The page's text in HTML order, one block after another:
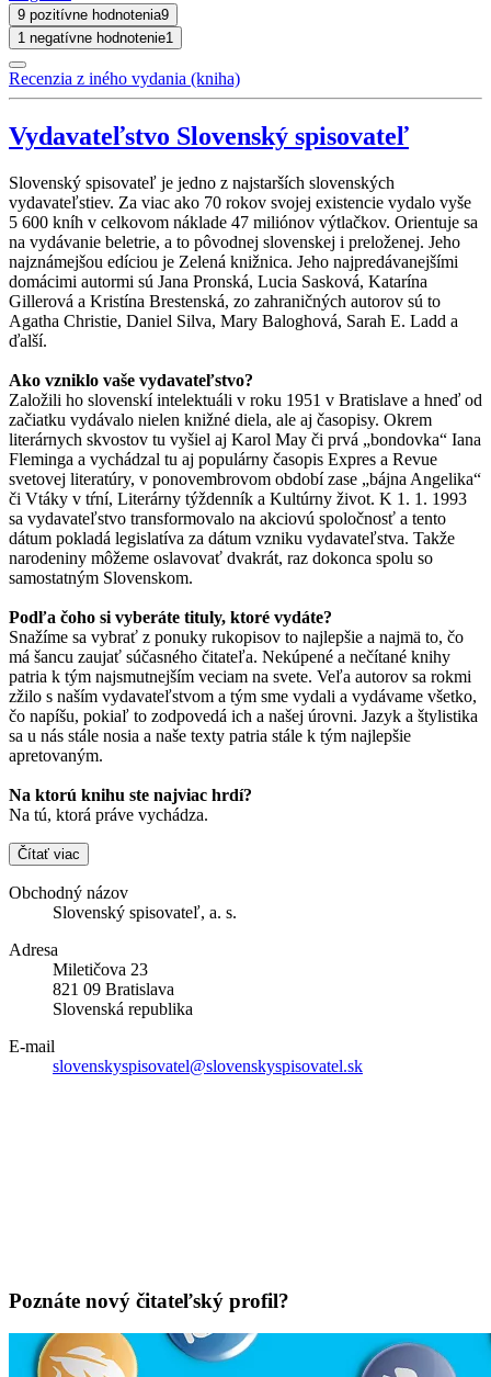
9 pozitívne hodnotenia9
1 negatívne hodnotenie1
Recenzia z iného vydania (kniha)
Vydavateľstvo Slovenský spisovateľ
Slovenský spisovateľ je jedno z najstarších slovenských
vydavateľstiev. Za viac ako 70 rokov svojej existencie vydalo vyše
5 600 kníh v celkovom náklade 47 miliónov výtlačkov. Orientuje sa
na vydávanie beletrie, a to pôvodnej slovenskej i preloženej. Jeho
najznámejšou edíciou je Zelená knižnica. Jeho najpredávanejšími
domácimi autormi sú Jana Pronská, Lucia Sasková, Katarína
Gillerová a Kristína Brestenská, zo zahraničných autorov sú to
Agatha Christie, Daniel Silva, Mary Baloghová, Sarah E. Ladd a
ďalší.
Ako vzniklo vaše vydavateľstvo?
Založili ho slovenskí intelektuáli v roku 1951 v Bratislave a hneď od
začiatku vydávalo nielen knižné diela, ale aj časopisy. Okrem
literárnych skvostov tu vyšiel aj Karol May či prvá „bondovka“ Iana
Fleminga a vychádzal tu aj populárny časopis Expres a Revue
svetovej literatúry, v ponovembrovom období zase „bájna Angelika“
či Vtáky v tŕní, Literárny týždenník a Kultúrny život. K 1. 1. 1993
sa vydavateľstvo transformovalo na akciovú spoločnosť a tento
dátum pokladá legislatíva za dátum vzniku vydavateľstva. Takže
narodeniny môžeme oslavovať dvakrát, raz dokonca spolu so
samostatným Slovenskom.
Podľa čoho si vyberáte tituly, ktoré vydáte?
Snažíme sa vybrať z ponuky rukopisov to najlepšie a najmä to, čo
má šancu zaujať súčasného čitateľa. Nekúpené a nečítané knihy
patria k tým najsmutnejším veciam na svete. Veľa autorov sa rokmi
zžilo s naším vydavateľstvom a tým sme vydali a vydávame všetko,
čo napíšu, pokiaľ to zodpovedá ich a našej úrovni. Jazyk a štylistika
sa u nás stále nosia a naše texty patria stále k tým najlepšie
apretovaným.
Na ktorú knihu ste najviac hrdí?
Na tú, ktorá práve vychádza.
Čítať viac
Obchodný názov
Slovenský spisovateľ, a. s.
Adresa
Miletičova 23
821 09 Bratislava
Slovenská republika
E-mail
slovenskyspisovatel@slovenskyspisovatel.sk
Poznáte nový čitateľský profil?